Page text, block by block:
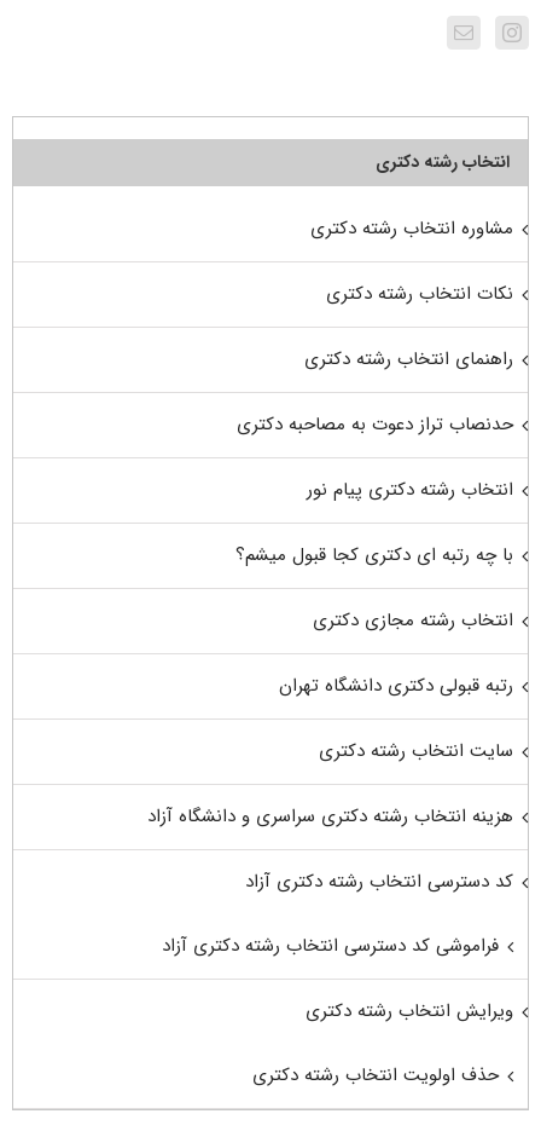
انتخاب رشته دکتری
مشاوره انتخاب رشته دکتری
نکات انتخاب رشته دکتری
راهنمای انتخاب رشته دکتری
حدنصاب تراز دعوت به مصاحبه دکتری
انتخاب رشته دکتری پیام نور
با چه رتبه ای دکتری کجا قبول میشم؟
انتخاب رشته مجازی دکتری
رتبه قبولی دکتری دانشگاه تهران
سایت انتخاب رشته دکتری
هزینه انتخاب رشته دکتری سراسری و دانشگاه آزاد
کد دسترسی انتخاب رشته دکتری آزاد
فراموشی کد دسترسی انتخاب رشته دکتری آزاد
ویرایش انتخاب رشته دکتری
حذف اولویت انتخاب رشته دکتری